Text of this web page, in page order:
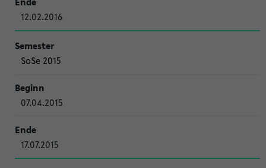
12.02.2016
SoSe 2015
07.04.2015
17.07.2015